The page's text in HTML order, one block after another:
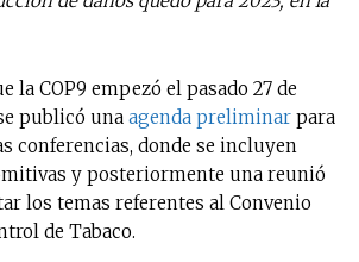
la COP9 empezó el pasado 27 de
publicó una agenda preliminar para
conferencias, donde se incluyen
y posteriormente una reunió
los temas referentes al Convenio
de Tabaco.